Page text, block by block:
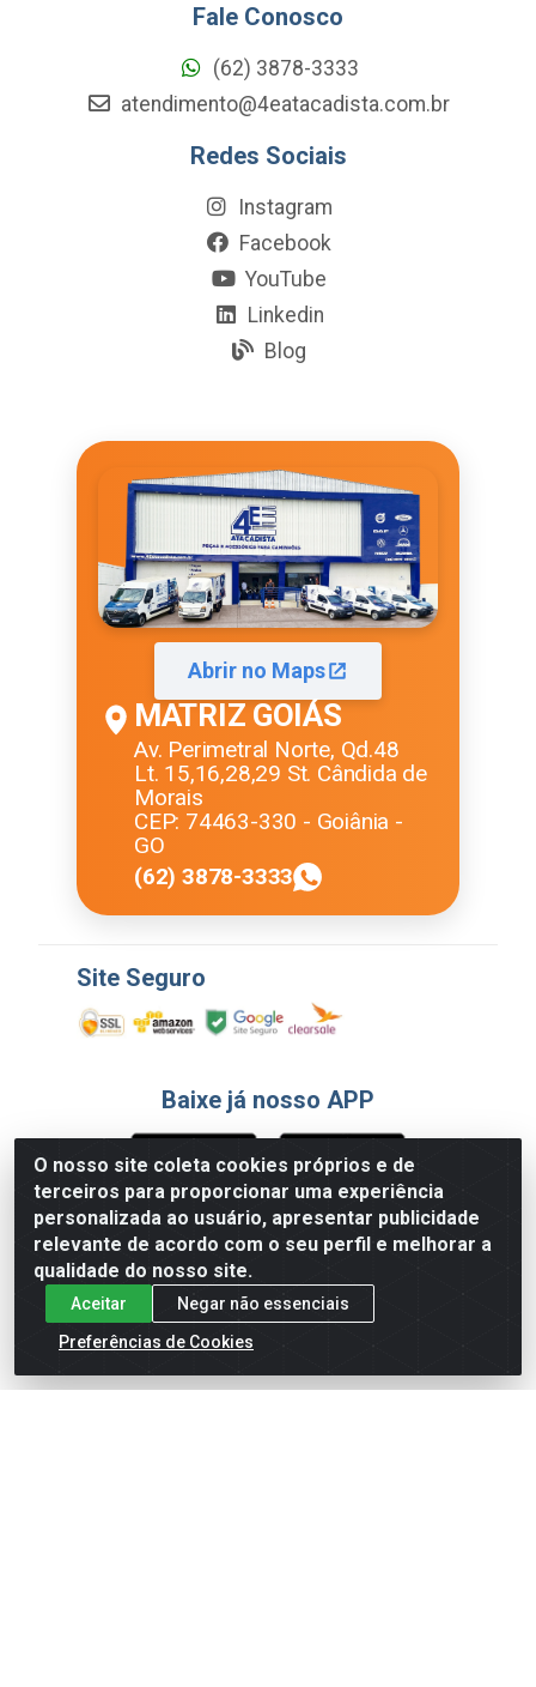
O nosso site coleta cookies próprios e de
terceiros para proporcionar uma experiência
personalizada ao usuário, apresentar publicidade
relevante de acordo com o seu perfil e melhorar a
qualidade do nosso site.
Aceitar
Negar não essenciais
Preferências de Cookies
Fale Conosco
(62) 3878-3333
atendimento@4eatacadista.com.br
Redes Sociais
Instagram
Facebook
YouTube
Linkedin
Blog
Abrir no Maps
MATRIZ GOIÁS
Av. Perimetral Norte, Qd.48
Lt. 15,16,28,29 St. Cândida de
Morais
CEP: 74463-330 - Goiânia -
GO
(62) 3878-3333
Site Seguro
Baixe já nosso APP
Formas de Pagamento